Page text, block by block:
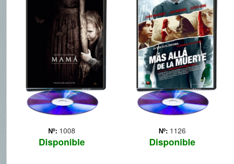
Nº: 1008
Disponible
Hace cinco años, el mismo
día en que su madre fue
asesinada, las pequeñas
Victoria y Lilly
desaparecieron en el
bosque. Buscadas
incansablemente por su tío
Lucas (Nikolai Coster-
Waldau) y su... Más
Nº: 1126
Disponible
Tras un horrible accidente
de tráfico, la joven Anna
(Christina Ricci), a la que
dan por muerta, despierta y
se encuentra a Eliot
Deacon (Liam Neeson), el
director de la funeraria,
preparánd... Más